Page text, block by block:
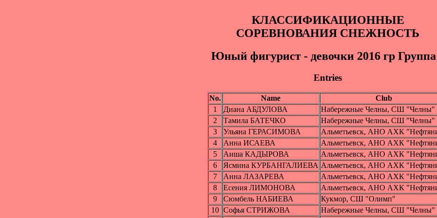
КЛАССИФИКАЦИОННЫЕ
СОРЕВНОВАНИЯ СНЕЖНОСТЬ
Юный фигyрист - девочки 2016 гр Группа
Entries
No. Name
Club
1
Диана АБДУЛОВА
Набережные Челны, СШ "Челны"
2
Тамила БАТЕЧКО
Набережные Челны, СШ "Челны"
3
Ульяна ГЕРАСИМОВА
Альметьевск, АНО АХК
4
Анна ИСАЕВА
Альметьевск, АНО АХК
5
Аиша КАДЫРОВА
Альметьевск, АНО АХК
6
Ясмина КУРБАНГАЛИЕВА Альметьевск, АНО АХК
7
Анна ЛАЗАРЕВА
Альметьевск, АНО АХК
8
Есения ЛИМОНОВА
Альметьевск, АНО АХК
9
Сюмбель НАБИЕВА
Кукмор, СШ "Олимп"
10 Софья СТРИЖОВА
Набережные Челны, СШ "Челны"